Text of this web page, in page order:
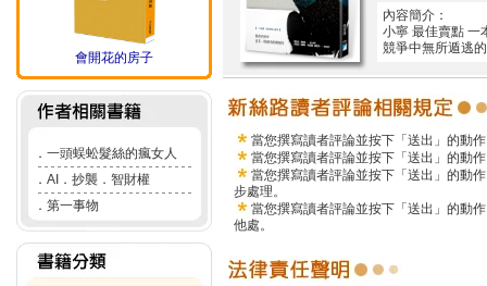
會開花的房子
． 一頭蜈蚣髮絲的瘋女人
． AI．抄襲．智財權
． 第一事物
內容簡介：
小寧 最佳賣點 一
競爭中無所遁逃
當您撰寫讀者評論並按下「送出」的動
當您撰寫讀者評論並按下「送出」的動
當您撰寫讀者評論並按下「送出」的動
步處理。
當您撰寫讀者評論並按下「送出」的動
他處。